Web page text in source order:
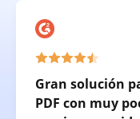
Gran solución
PDF con muy